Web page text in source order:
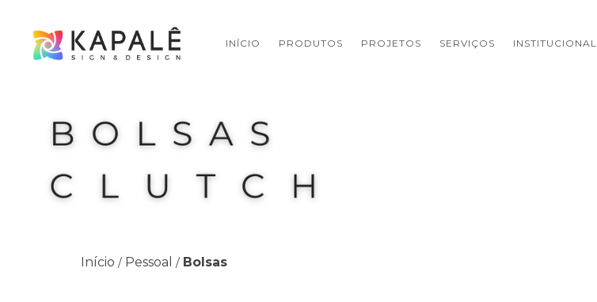
INÍCIO PRODUTOS PROJETOS SERVIÇOS INSTITUCIONAL
Início / Pessoal / Bolsas